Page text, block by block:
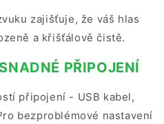
zajišťuje, že váš hlas
a křišťálově čistě.
PŘIPOJENÍ
připojení - USB kabel,
bezproblémové nastavení